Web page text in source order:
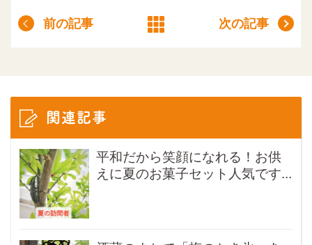
前の記事 次の記事
関連記事
平和だから笑顔になれる！お供
えに夏のお菓子セット人気です...